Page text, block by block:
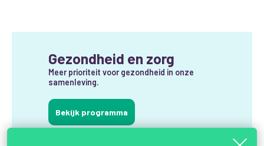
Gezondheid en zorg
Meer prioriteit voor gezondheid in onze
samenleving.
Bekijk programma